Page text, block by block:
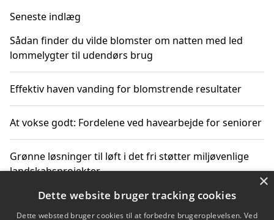
Seneste indlæg
Sådan finder du vilde blomster om natten med led
lommelygter til udendørs brug
Effektiv haven vanding for blomstrende resultater
At vokse godt: Fordelene ved havearbejde for seniorer
Grønne løsninger til løft i det fri støtter miljøvenlige
landskabsprojekter
Gør haven til et frirum for familien og naturen
×
Dette website bruger tracking cookies
Dette websted bruger cookies til at forbedre brugeroplevelsen. Ved